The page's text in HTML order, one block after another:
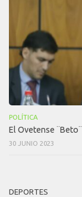
POLÍTICA
El Ovetense
30 JUNIO 2023
DEPORTES